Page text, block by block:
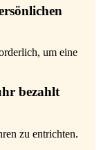
um eine
bezahlt
zu entrichten.